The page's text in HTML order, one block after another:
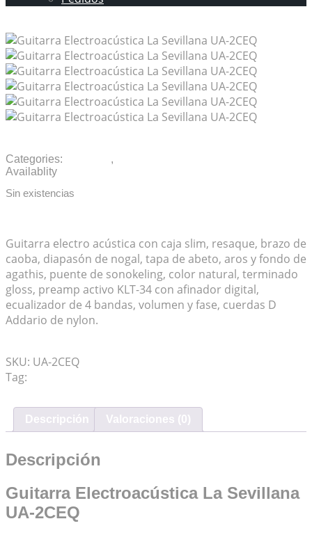
Categories: ,
Availablity
Sin existencias
Guitarra electro acústica con caja slim, resaque, brazo de
caoba, diapasón de nogal, tapa de abeto, aros y fondo de
agathis, puente de sonokeling, color natural, terminado
gloss, preamp activo KLT-34 con afinador digital,
ecualizador de 4 bandas, volumen y fase, cuerdas D
Addario de nylon.
SKU: UA-2CEQ
Tag:
Descripción Valoraciones (0)
Descripción
Guitarra Electroacústica La Sevillana
UA-2CEQ